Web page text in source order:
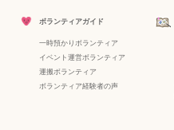
ボランティアガイド
一時預かりボランティア
イベント運営ボランティア
運搬ボランティア
ボランティア経験者の声